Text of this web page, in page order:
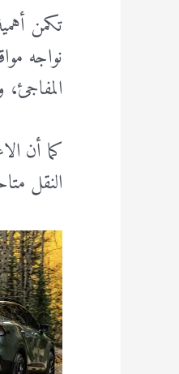
تكمن
نواجه
النقل